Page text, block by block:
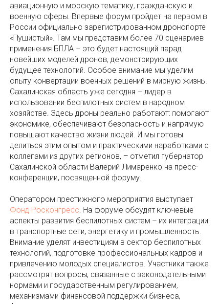
авиационную и морскую тематику, гражданскую и
военную сферы. Впервые форум пройдет на первом в
России официально зарегистрированном дронопорте
«Пушистый». Там мы представим более 70 сценариев
применения БПЛА – это будет настоящий парад
новейших моделей дронов, демонстрирующих
будущее технологий. Особое внимание мы уделим
опыту конвертации военных решений в мирную жизнь.
Сахалинская область уже сегодня – лидер в
использовании беспилотных систем в народном
хозяйстве. Здесь дроны реально работают: помогают
экономике, обеспечивают безопасность и напрямую
повышают качество жизни людей. И мы готовы
делиться этим опытом и практическими наработками с
коллегами из других регионов, – отметил губернатор
Сахалинской области Валерий Лимаренко на пресс-
конференции, посвященной форуму.
Оператором престижного мероприятия выступает
Фонд Росконгресс. На форуме обсудят ключевые
аспекты развития беспилотных систем – их интеграции
в транспортные сети, энергетику и промышленность.
Внимание уделят инвестициям в сектор беспилотных
технологий, подготовке профессиональных кадров и
привлечению молодых специалистов. Участники также
рассмотрят вопросы, связанные с законодательными
нормами и государственным регулированием,
механизмами финансовой поддержки бизнеса,